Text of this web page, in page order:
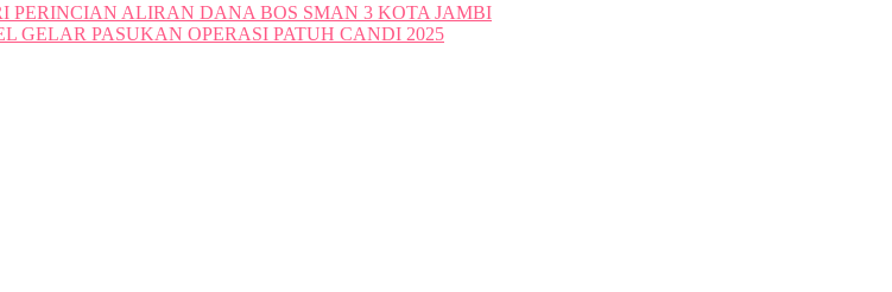
ALIRAN DANA BOS SMAN 3 KOTA JAMBI
GELAR PASUKAN OPERASI PATUH CANDI 2025